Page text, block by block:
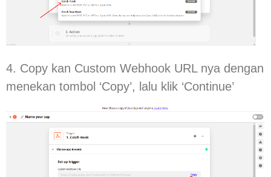
4. Copy kan Custom Webhook URL nya dengan
menekan tombol ‘Copy’, lalu klik ‘Continue’